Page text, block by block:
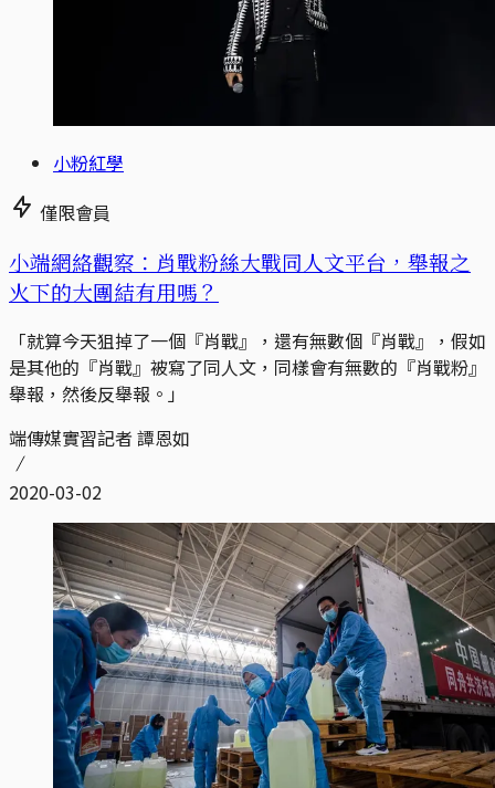
小粉紅學
僅限會員
小端網絡觀察：肖戰粉絲大戰同人文平台，舉報之
火下的大團結有用嗎？
「就算今天狙掉了一個『肖戰』，還有無數個『肖戰』，假如
是其他的『肖戰』被寫了同人文，同樣會有無數的『肖戰粉』
舉報，然後反舉報。」
端傳媒實習記者 譚恩如
2020-03-02